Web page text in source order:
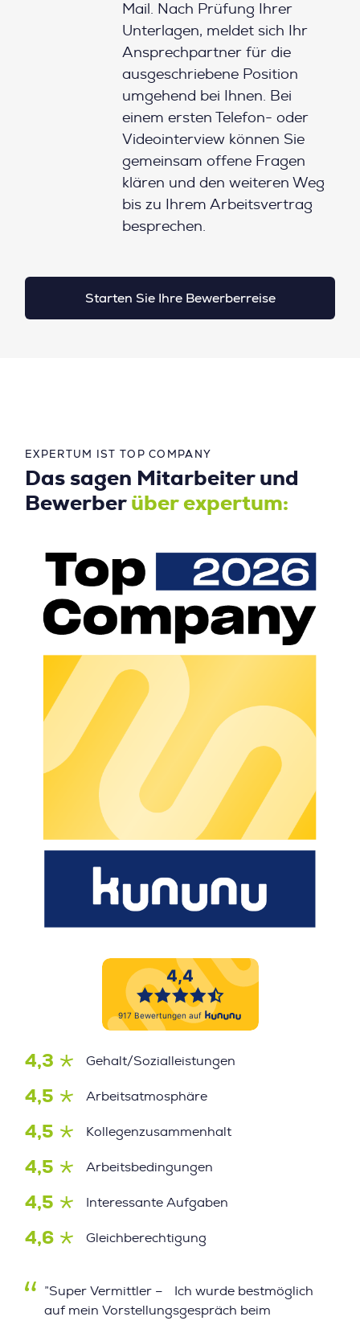
Mail. Nach Prüfung Ihrer
Unterlagen, meldet sich Ihr
Ansprechpartner für die
ausgeschriebene Position
umgehend bei Ihnen. Bei
einem ersten Telefon- oder
Videointerview können Sie
gemeinsam offene Fragen
klären und den weiteren Weg
bis zu Ihrem Arbeitsvertrag
besprechen.
Starten Sie Ihre Bewerberreise
EXPERTUM IST TOP COMPANY
Das sagen Mitarbeiter und
Bewerber über expertum:
4,3 Gehalt/Sozialleistungen
4,5 Arbeitsatmosphäre
4,5 Kollegenzusammenhalt
4,5 Arbeitsbedingungen
4,5 Interessante Aufgaben
4,6 Gleichberechtigung
”Super Vermittler – Ich wurde bestmöglich
auf mein Vorstellungsgespräch beim